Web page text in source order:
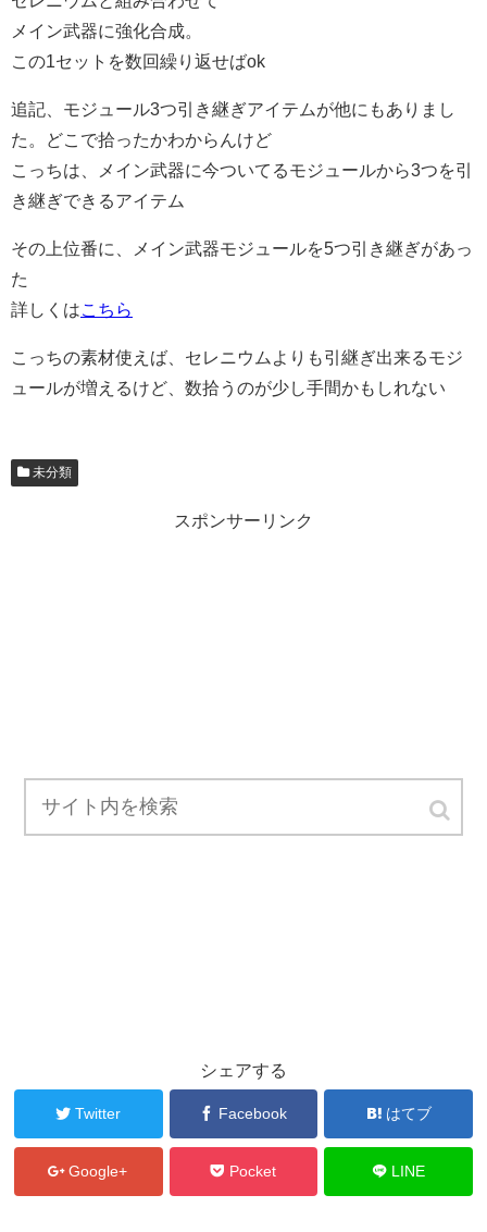
メイン武器に強化合成。
この1セットを数回繰り返せばok
追記、モジュール3つ引き継ぎアイテムが他にもありまし
た。どこで拾ったかわからんけど
こっちは、メイン武器に今ついてるモジュールから3つを引
き継ぎできるアイテム
その上位番に、メイン武器モジュールを5つ引き継ぎがあっ
た
詳しくはこちら
こっちの素材使えば、セレニウムよりも引継ぎ出来るモジ
ュールが増えるけど、数拾うのが少し手間かもしれない
未分類
スポンサーリンク
シェアする
Twitter Facebook はてブ
Google+ Pocket LINE